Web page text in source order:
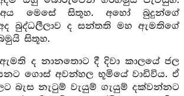
අය මෙසේ සිතූහ. අහෝ බුදුන්ගේ
අද බුද්ධලීලාව ද සන්තති මහ ඇමතිගේ
සිතූහ.
ද නානතොට දී දිවා කාලයේ ජල
ගොස් අවන්හල භූමියේ වාඩිවිය. ඒ
බැස නැටුම් වැයුම් ගැයුම් දක්වන්නට